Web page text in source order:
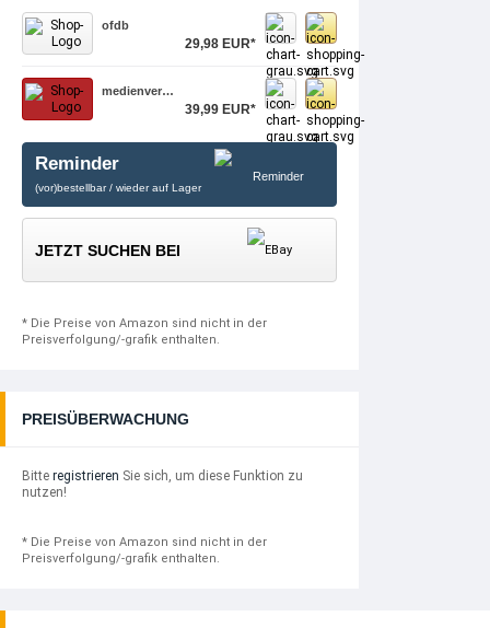
ofdb
29,98 EUR*
medienver…
39,99 EUR*
Reminder
(vor)bestellbar / wieder auf Lager
JETZT SUCHEN BEI
* Die Preise von Amazon sind nicht in der
Preisverfolgung/-grafik enthalten.
PREISÜBERWACHUNG
Bitte registrieren Sie sich, um diese Funktion zu
nutzen!
* Die Preise von Amazon sind nicht in der
Preisverfolgung/-grafik enthalten.